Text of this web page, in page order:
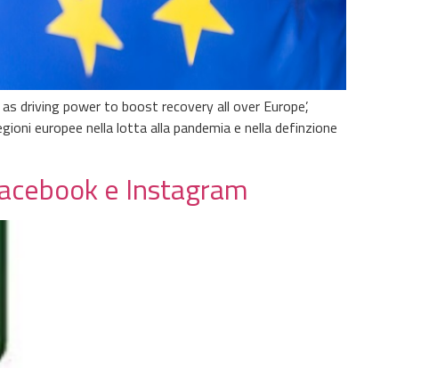
driving power to boost recovery all over Europe’,
europee nella lotta alla pandemia e nella definzione
e Instagram